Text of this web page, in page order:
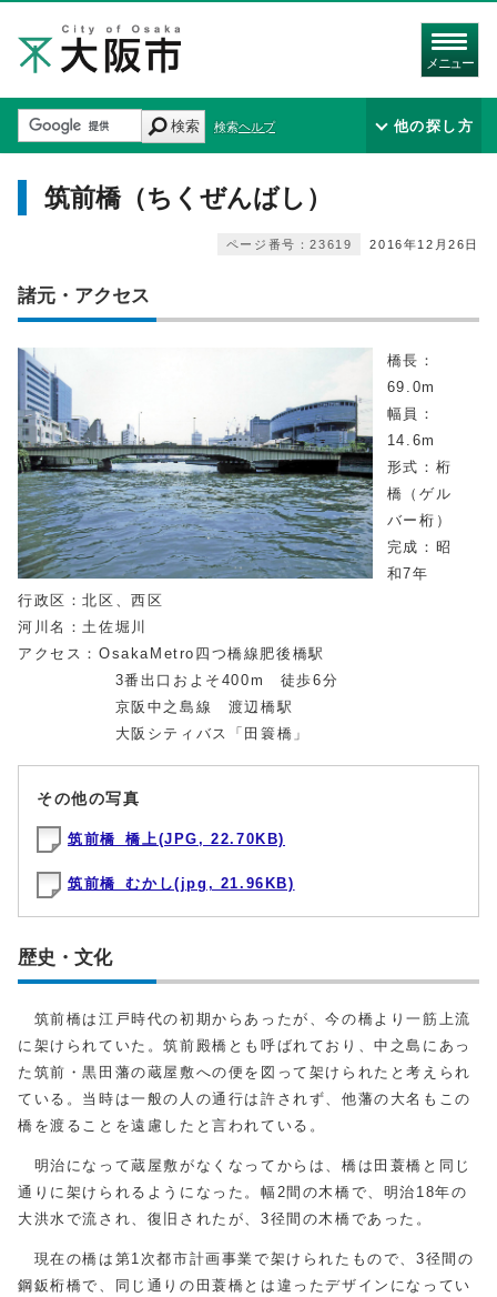
メニュー
検索 検索ヘルプ 他の探し方
筑前橋（ちくぜんばし）
2016年12月26日
ページ番号：23619
諸元・アクセス
橋長：
69.0m
幅員：
14.6m
形式：桁
橋（ゲル
バー桁）
完成：昭
和7年
行政区：北区、西区
河川名：土佐堀川
アクセス：OsakaMetro四つ橋線肥後橋駅
3番出口およそ400m 徒歩6分
京阪中之島線 渡辺橋駅
大阪シティバス「田簑橋」
その他の写真
筑前橋_橋上(JPG, 22.70KB)
筑前橋_むかし(jpg, 21.96KB)
歴史・文化
筑前橋は江戸時代の初期からあったが、今の橋より一筋上流
に架けられていた。筑前殿橋とも呼ばれており、中之島にあっ
た筑前・黒田藩の蔵屋敷への便を図って架けられたと考えられ
ている。当時は一般の人の通行は許されず、他藩の大名もこの
橋を渡ることを遠慮したと言われている。
明治になって蔵屋敷がなくなってからは、橋は田蓑橋と同じ
通りに架けられるようになった。幅2間の木橋で、明治18年の
大洪水で流され、復旧されたが、3径間の木橋であった。
現在の橋は第1次都市計画事業で架けられたもので、3径間の
鋼鈑桁橋で、同じ通りの田蓑橋とは違ったデザインになってい